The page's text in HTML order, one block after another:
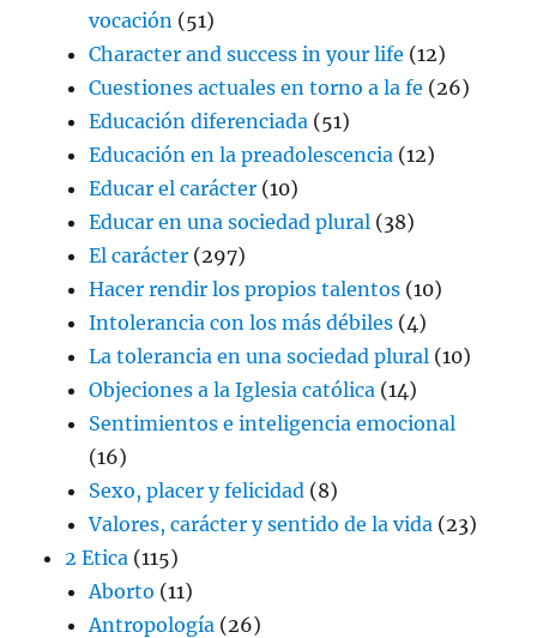
vocación (51)
Character and success in your life (12)
Cuestiones actuales en torno a la fe (26)
Educación diferenciada (51)
Educación en la preadolescencia (12)
Educar el carácter (10)
Educar en una sociedad plural (38)
El carácter (297)
Hacer rendir los propios talentos (10)
Intolerancia con los más débiles (4)
La tolerancia en una sociedad plural (10)
Objeciones a la Iglesia católica (14)
Sentimientos e inteligencia emocional
(16)
Sexo, placer y felicidad (8)
Valores, carácter y sentido de la vida (23)
2 Etica (115)
Aborto (11)
Antropología (26)